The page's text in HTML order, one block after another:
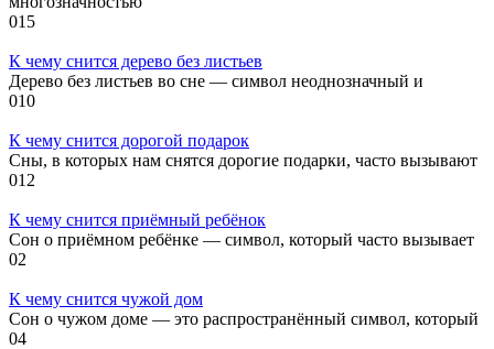
015
К чему снится дерево без листьев
Дерево без листьев во сне — символ неоднозначный и
010
К чему снится дорогой подарок
Сны, в которых нам снятся дорогие подарки, часто вызывают
012
К чему снится приёмный ребёнок
Сон о приёмном ребёнке — символ, который часто вызывает
02
К чему снится чужой дом
Сон о чужом доме — это распространённый символ, который
04